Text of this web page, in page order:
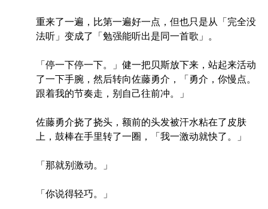
重来了一遍，比第一遍好一点，但也只是从「完全没
法听」变成了「勉强能听出是同一首歌」。
「停一下停一下。」健一把贝斯放下来，站起来活动
了一下手腕，然后转向佐藤勇介，「勇介，你慢点。
跟着我的节奏走，别自己往前冲。」
佐藤勇介挠了挠头，额前的头发被汗水粘在了皮肤
上，鼓棒在手里转了一圈，「我一激动就快了。」
「那就别激动。」
「你说得轻巧。」